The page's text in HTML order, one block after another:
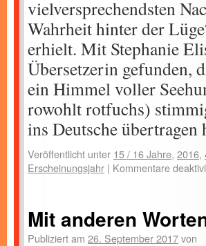
vielversprechendsten
Wahrheit hinter der
erhielt. Mit Stephanie
Übersetzerin gefunden,
ein Himmel voller
rowohlt rotfuchs)
ins Deutsche übertragen
Veröffentlicht unter 15 / 16 Jahre, 2016,
Erscheinungsjahr | Kommentare
Mit anderen
Publiziert am 26. September 2017von